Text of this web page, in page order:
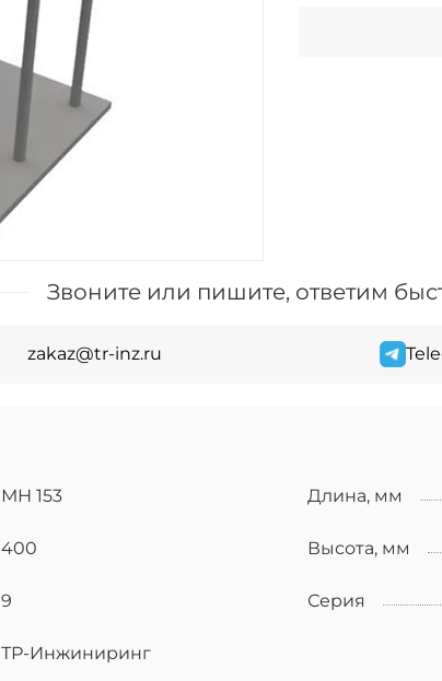
Звоните или пишите, ответим
zakaz@tr-inz.ru
МН 153 Длина, мм
400 Высота, мм
9 Серия
ТР-Инжиниринг